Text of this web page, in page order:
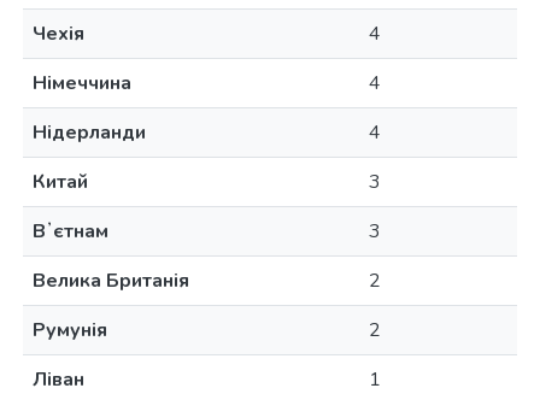
Чехія
4
Німеччина
4
Нідерланди
4
Китай
3
Вʼєтнам
3
Велика Британія
2
Румунія
2
Ліван
1